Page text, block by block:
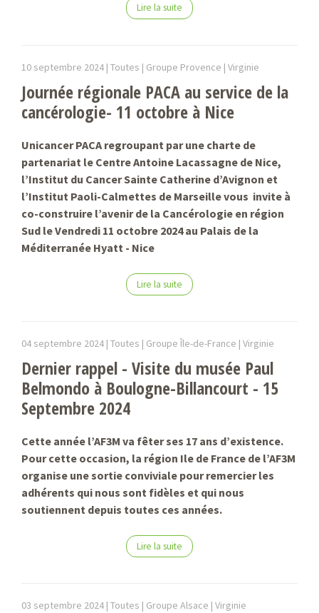
Lire la suite
10 septembre 2024 | Toutes | Groupe Provence | Virginie
Journée régionale PACA au service de la
cancérologie- 11 octobre à Nice
Unicancer PACA regroupant par une charte de
partenariat le Centre Antoine Lacassagne de Nice,
l’Institut du Cancer Sainte Catherine d’Avignon et
l’Institut Paoli-Calmettes de Marseille vous invite à
co-construire l’avenir de la Cancérologie en région
Sud le Vendredi 11 octobre 2024 au Palais de la
Méditerranée Hyatt - Nice
Lire la suite
04 septembre 2024 | Toutes | Groupe Île-de-France | Virginie
Dernier rappel - Visite du musée Paul
Belmondo à Boulogne-Billancourt - 15
Septembre 2024
Cette année l’AF3M va fêter ses 17 ans d’existence.
Pour cette occasion, la région Ile de France de l’AF3M
organise une sortie conviviale pour remercier les
adhérents qui nous sont fidèles et qui nous
soutiennent depuis toutes ces années.
Lire la suite
03 septembre 2024 | Toutes | Groupe Alsace | Virginie